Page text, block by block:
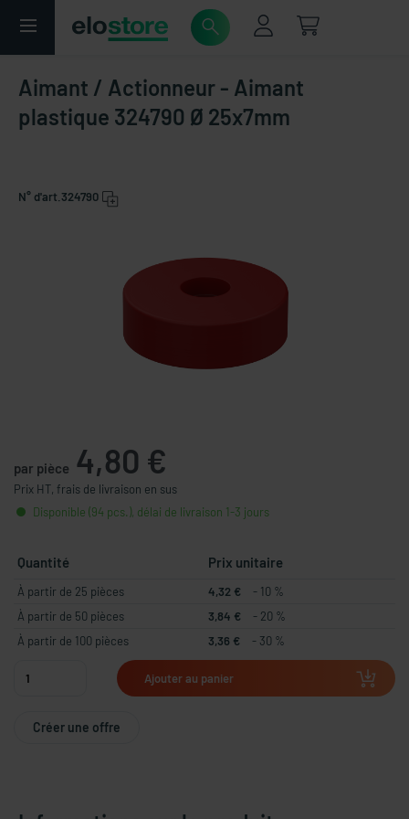
Aimant / Actionneur - Aimant
plastique 324790 Ø 25x7mm
N° d'art. 324790
par pièce 4,80 €
Prix HT, frais de livraison en sus
Disponible (94 pcs.), délai de livraison 1-3 jours
Quantité Prix unitaire
À partir de 25 pièces 4,32 €
- 10 %
À partir de 50 pièces
3,84 €
- 20 %
À partir de 100 pièces
3,36 € - 30 %
Ajouter au panier
Créer une offre